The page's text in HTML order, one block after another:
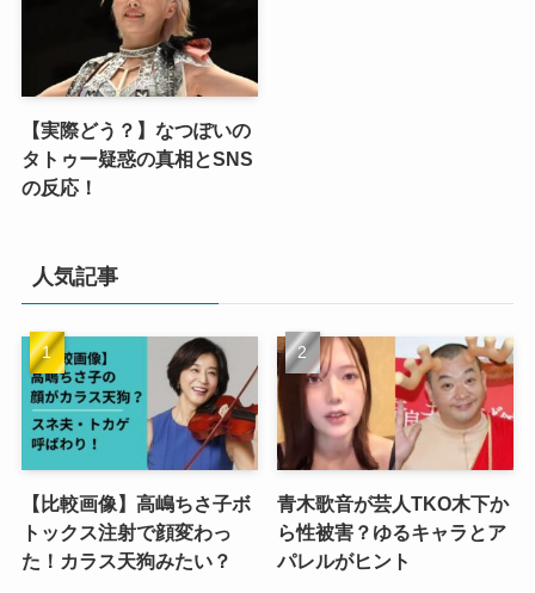
【実際どう？】なつぽいの
タトゥー疑惑の真相とSNS
の反応！
人気記事
【比較画像】高嶋ちさ子ボ
トックス注射で顔変わっ
た！カラス天狗みたい？
青木歌音が芸人TKO木下か
ら性被害？ゆるキャラとア
パレルがヒント